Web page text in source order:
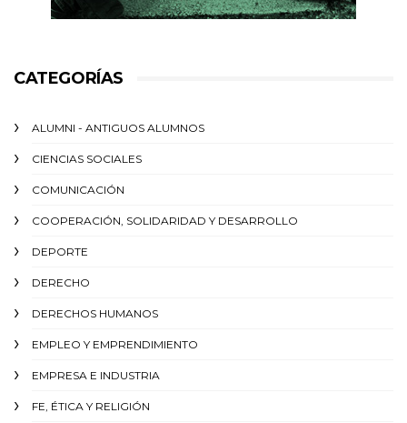
CATEGORÍAS
ALUMNI - ANTIGUOS ALUMNOS
CIENCIAS SOCIALES
COMUNICACIÓN
COOPERACIÓN, SOLIDARIDAD Y DESARROLLO
DEPORTE
DERECHO
DERECHOS HUMANOS
EMPLEO Y EMPRENDIMIENTO
EMPRESA E INDUSTRIA
FE, ÉTICA Y RELIGIÓN